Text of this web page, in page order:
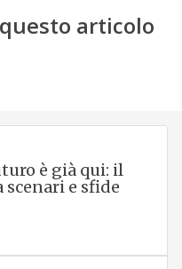
articolo
è già qui: il
e sfide